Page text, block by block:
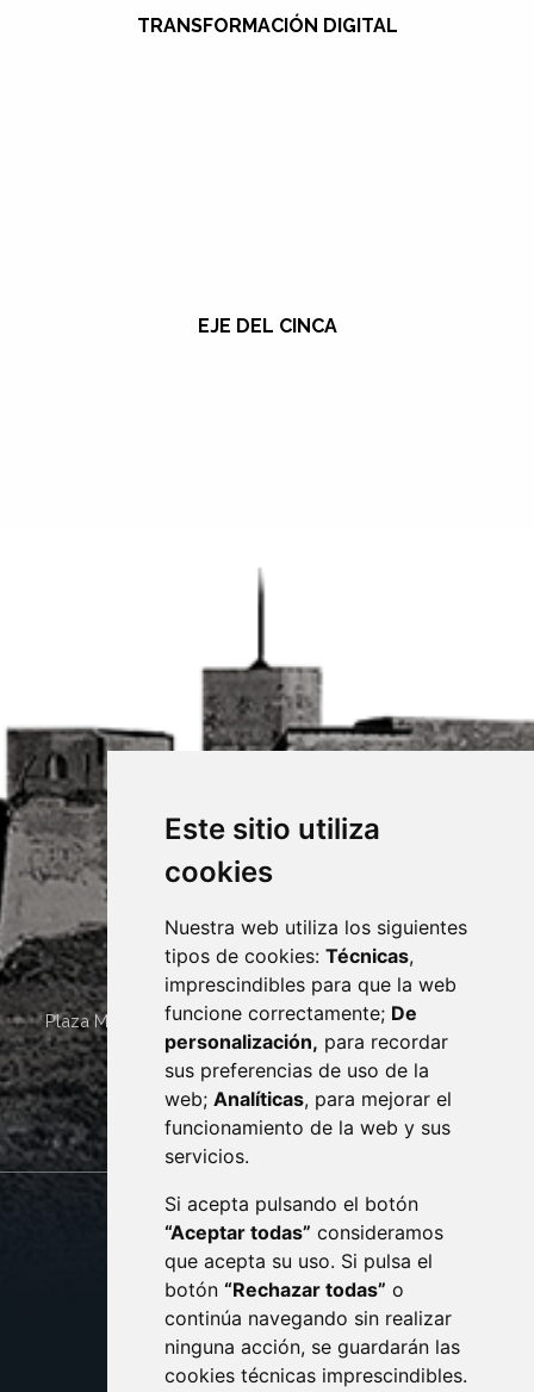
Este sitio utiliza
cookies
Nuestra web utiliza los siguientes
tipos de cookies: Técnicas,
imprescindibles para que la web
funcione correctamente; De
personalización, para recordar
sus preferencias de uso de la
web; Analíticas, para mejorar el
funcionamiento de la web y sus
servicios.
Si acepta pulsando el botón
“Aceptar todas” consideramos
que acepta su uso. Si pulsa el
botón “Rechazar todas” o
continúa navegando sin realizar
ninguna acción, se guardarán las
cookies técnicas imprescindibles.
TRANSFORMACIÓN DIGITAL
EJE DEL CINCA
Plaza Mayor 4 22400 MONZÓN - ARAGÓN (ESPAÑA)
· (34) 974 400 700 ·
sac@monzon.es
monzon.es
CONTACTO
AVISO LEGAL
PROTECCIÓN DE DATOS
POLÍTICA DE COOKIES
ACCESIBILIDAD
ENLACE EXTERNO AL